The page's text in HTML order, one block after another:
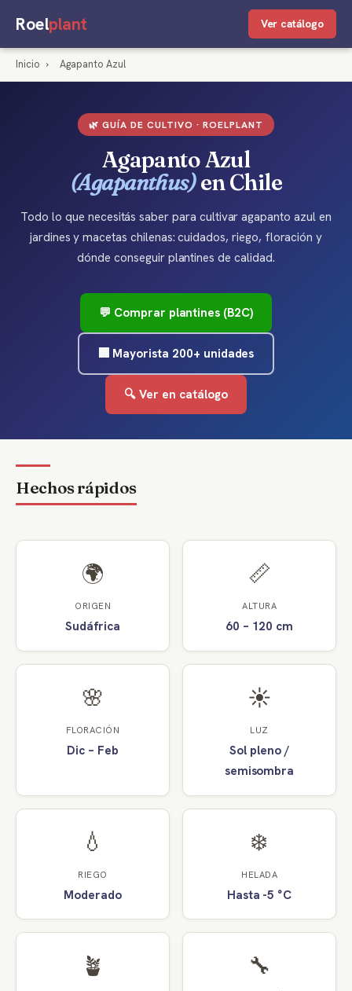
Roelplant Ver catálogo
Inicio › Agapanto Azul
🌿 GUÍA DE CULTIVO · ROELPLANT
Agapanto Azul
(Agapanthus)en Chile
Todo lo que necesitás saber para cultivar agapanto azul en
jardines y macetas chilenas: cuidados, riego, floración y
dónde conseguir plantines de calidad.
💬 Comprar plantines (B2C)
🏢 Mayorista 200+ unidades
🔍 Ver en catálogo
Hechos rápidos
🌍
ORIGEN
Sudáfrica
📏
ALTURA
60 – 120 cm
🌸
FLORACIÓN
Dic – Feb
☀️
LUZ
Sol pleno /
semisombra
💧
RIEGO
Moderado
❄️
HELADA
Hasta -5 °C
🪴 🔧